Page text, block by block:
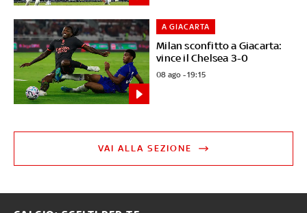
Milan sconfitto a Giacarta:
vince il Chelsea 3-0
A GIACARTA
08 ago - 19:15
VAI ALLA SEZIONE